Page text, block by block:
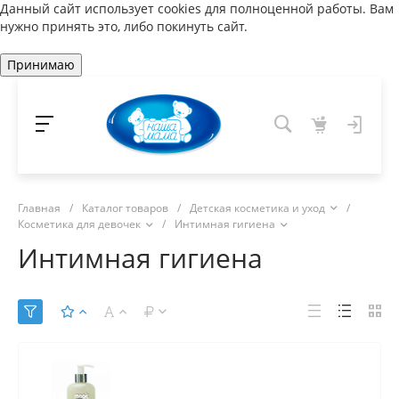
Данный сайт использует cookies для полноценной работы. Вам
нужно принять это, либо покинуть сайт.
Принимаю
Главная / Каталог товаров / Детская косметика и уход
/
Косметика для девочек
/ Интимная гигиена
Интимная гигиена